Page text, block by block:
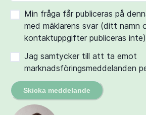
Min fråga får publiceras på
med mäklarens svar (ditt namn
kontaktuppgifter publiceras inte)
Jag samtycker till att ta emot
marknadsföringsmeddelanden
Skicka meddelande